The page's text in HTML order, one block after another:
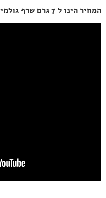
המחיר הינו ל 7 גרם שרף גולמי